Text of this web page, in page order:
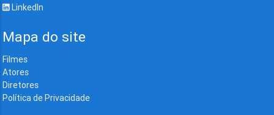
LinkedIn
Mapa do site
Filmes
Atores
Diretores
Política de Privacidade